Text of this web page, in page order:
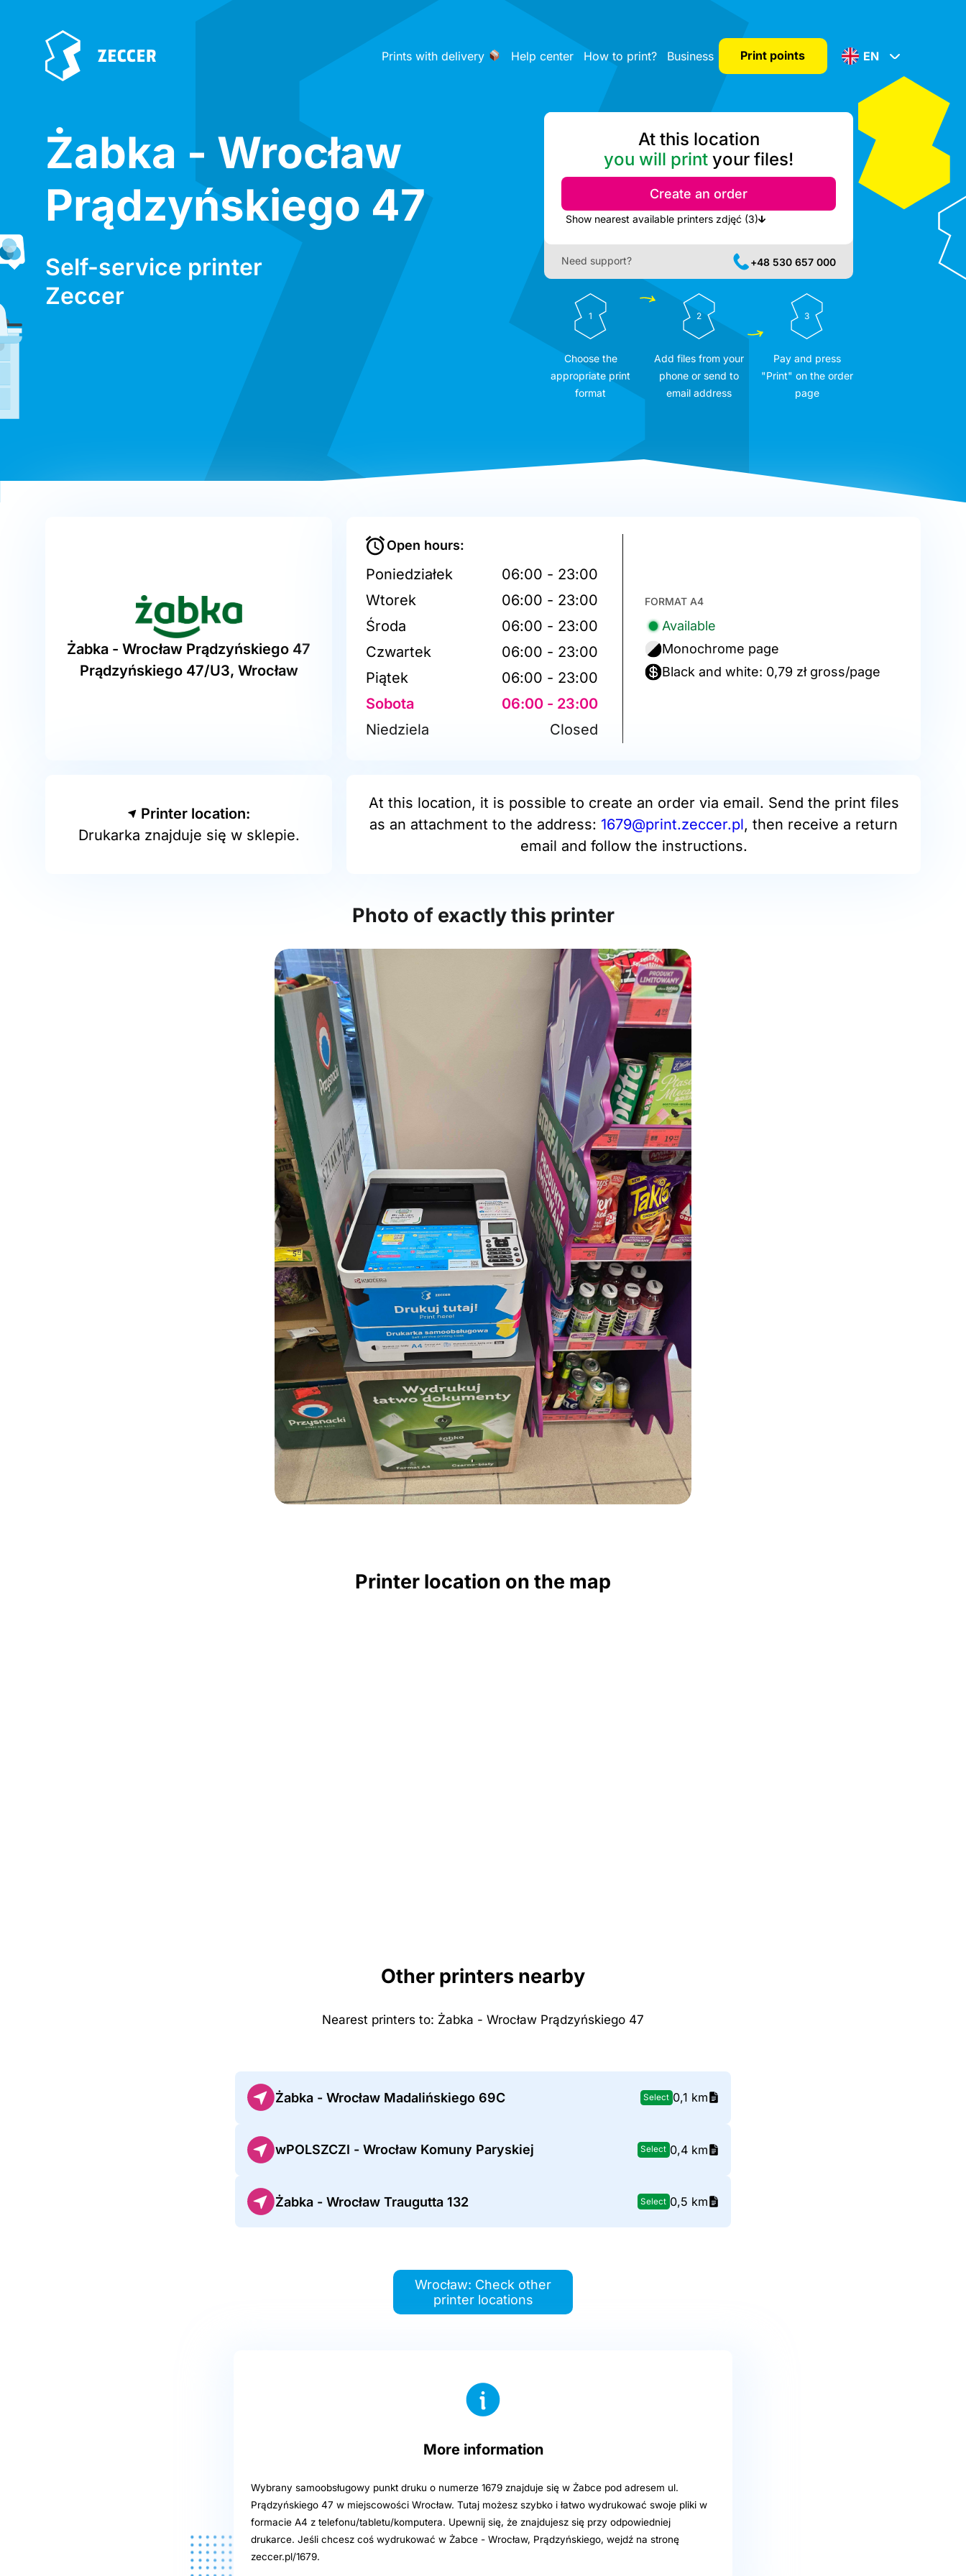
Prints with delivery Help center How to print? Business Print points EN
Żabka - Wrocław
Prądzyńskiego 47
Self-service printer
Zeccer
At this location
you will print your files!
Create an order
Show nearest available printers zdjęć (3)
Need support? +48 530 657 000
1
Choose the
appropriate print
format
2
Add files from your
phone or send to
email address
3
Pay and press
"Print" on the order
page
Żabka - Wrocław Prądzyńskiego 47
Prądzyńskiego 47/U3, Wrocław
Open hours:
Poniedziałek
06:00 - 23:00
Wtorek
06:00 - 23:00
Środa
06:00 - 23:00
Czwartek
06:00 - 23:00
Piątek
06:00 - 23:00
Sobota
06:00 - 23:00
Niedziela
Closed
FORMAT A4
Available
Monochrome page
Black and white: 0,79 zł gross/page
Printer location:
Drukarka znajduje się w sklepie.
At this location, it is possible to create an order via email. Send the print files
as an attachment to the address: 1679@print.zeccer.pl, then receive a return
email and follow the instructions.
Photo of exactly this printer
Printer location on the map
Other printers nearby
Nearest printers to: Żabka - Wrocław Prądzyńskiego 47
Żabka - Wrocław Madalińskiego 69C Select 0,1 km
wPOLSZCZI - Wrocław Komuny Paryskiej Select 0,4 km
Żabka - Wrocław Traugutta 132 Select 0,5 km
Wrocław: Check other
printer locations
More information
Wybrany samoobsługowy punkt druku o numerze 1679 znajduje się w Żabce pod adresem ul.
Prądzyńskiego 47 w miejscowości Wrocław. Tutaj możesz szybko i łatwo wydrukować swoje pliki w
formacie A4 z telefonu/tabletu/komputera. Upewnij się, że znajdujesz się przy odpowiedniej
drukarce. Jeśli chcesz coś wydrukować w Żabce - Wrocław, Prądzyńskiego, wejdź na stronę
zeccer.pl/1679.